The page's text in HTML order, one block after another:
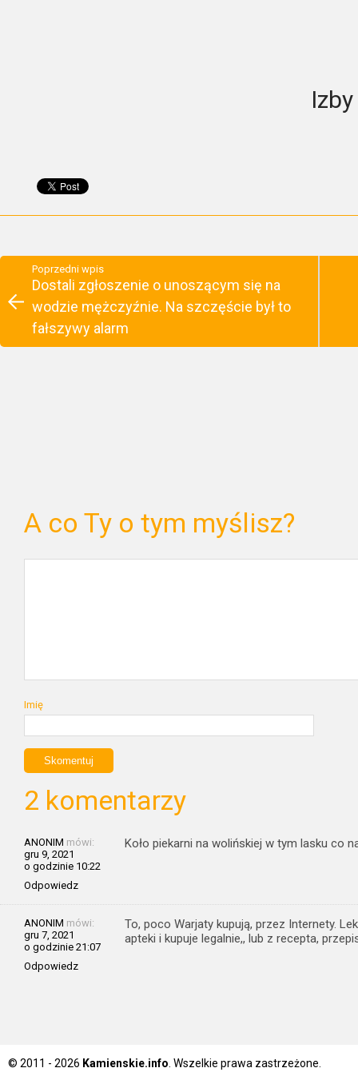
Poprzedni wpis
Dostali zgłoszenie o unoszącym się na
wodzie mężczyźnie. Na szczęście był to
fałszywy alarm
A co Ty o tym myślisz?
Imię
2 komentarzy
ANONIM mówi:
gru 9, 2021
o godzinie 10:22
Odpowiedz
Koło piekarni na wolińskiej w tym lasku co
ANONIM mówi:
gru 7, 2021
o godzinie 21:07
Odpowiedz
To, poco Warjaty kupują, przez Internety.
apteki i kupuje legalnie,, lub z recepta,
© 2011 - 2026 Kamienskie.info . Wszelkie prawa zastrzeżone.